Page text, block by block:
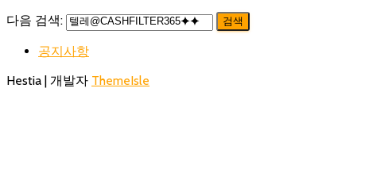
다음 검색:
공지사항
Hestia | 개발자 ThemeIsle